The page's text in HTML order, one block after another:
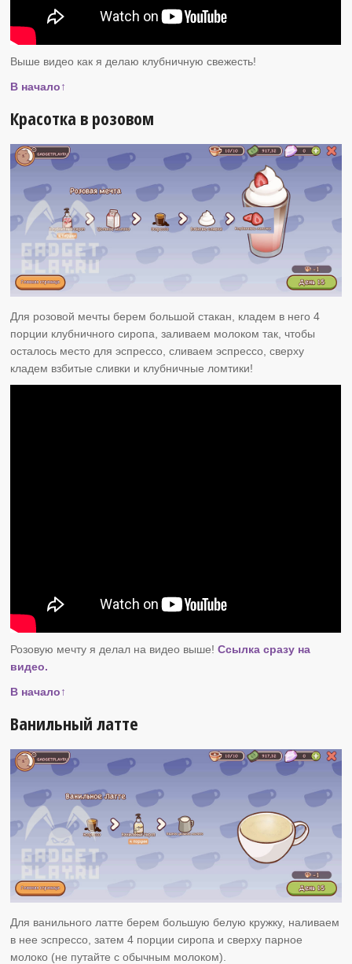
Выше видео как я делаю клубничную свежесть!
В начало↑
Красотка в розовом
Для розовой мечты берем большой стакан, кладем в него 4
порции клубничного сиропа, заливаем молоком так, чтобы
осталось место для эспрессо, сливаем эспрессо, сверху
кладем взбитые сливки и клубничные ломтики!
Розовую мечту я делал на видео выше!Ссылка сразу на
видео.
В начало↑
Ванильный латте
Для ванильного латте берем большую белую кружку, наливаем
в нее эспрессо, затем 4 порции сиропа и сверху парное
молоко (не путайте с обычным молоком).